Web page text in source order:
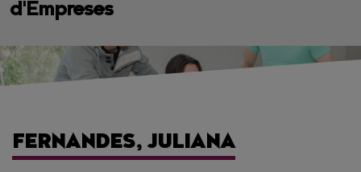
d'Empreses
FERNANDES, JULIANA